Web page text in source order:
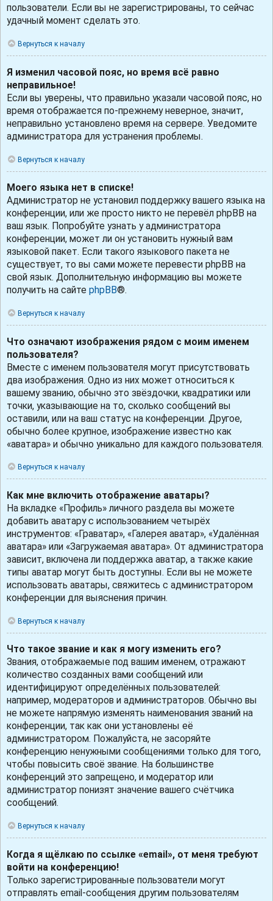
пользователи. Если вы не зарегистрированы, то сейчас
удачный момент сделать это.
Вернуться к началу
Я изменил часовой пояс, но время всё равно
неправильное!
Если вы уверены, что правильно указали часовой пояс, но
время отображается по-прежнему неверное, значит,
неправильно установлено время на сервере. Уведомите
администратора для устранения проблемы.
Вернуться к началу
Моего языка нет в списке!
Администратор не установил поддержку вашего языка на
конференции, или же просто никто не перевёл phpBB на
ваш язык. Попробуйте узнать у администратора
конференции, может ли он установить нужный вам
языковой пакет. Если такого языкового пакета не
существует, то вы сами можете перевести phpBB на
свой язык. Дополнительную информацию вы можете
получить на сайте phpBB®.
Вернуться к началу
Что означают изображения рядом с моим именем
пользователя?
Вместе с именем пользователя могут присутствовать
два изображения. Одно из них может относиться к
вашему званию, обычно это звёздочки, квадратики или
точки, указывающие на то, сколько сообщений вы
оставили, или на ваш статус на конференции. Другое,
обычно более крупное, изображение известно как
«аватара» и обычно уникально для каждого пользователя.
Вернуться к началу
Как мне включить отображение аватары?
На вкладке «Профиль» личного раздела вы можете
добавить аватару с использованием четырёх
инструментов: «Граватар», «Галерея аватар», «Удалённая
аватара» или «Загружаемая аватара». От администратора
зависит, включена ли поддержка аватар, а также какие
типы аватар могут быть доступны. Если вы не можете
использовать аватары, свяжитесь с администратором
конференции для выяснения причин.
Вернуться к началу
Что такое звание и как я могу изменить его?
Звания, отображаемые под вашим именем, отражают
количество созданных вами сообщений или
идентифицируют определённых пользователей:
например, модераторов и администраторов. Обычно вы
не можете напрямую изменять наименования званий на
конференции, так как они установлены её
администратором. Пожалуйста, не засоряйте
конференцию ненужными сообщениями только для того,
чтобы повысить своё звание. На большинстве
конференций это запрещено, и модератор или
администратор понизят значение вашего счётчика
сообщений.
Вернуться к началу
Когда я щёлкаю по ссылке «email», от меня требуют
войти на конференцию!
Только зарегистрированные пользователи могут
отправлять email-сообщения другим пользователям